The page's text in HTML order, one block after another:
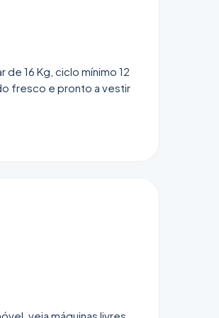
de 16 Kg, ciclo mínimo 12
fresco e pronto a vestir